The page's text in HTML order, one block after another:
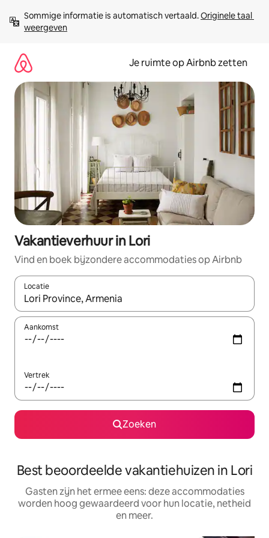
direct
naar
Sommige informatie is automatisch vertaald. Originele taal
weergeven
Je ruimte op Airbnb zetten
Vakantieverhuur in Lori
Vind en boek bijzondere accommodaties op Airbnb
Locatie
Wanneer er suggesties beschikbaar zijn, maak je een keuze
Aankomst
Vertrek
Zoeken
Best beoordeelde vakantiehuizen in Lori
Gasten zijn het ermee eens: deze accommodaties
worden hoog gewaardeerd voor hun locatie, netheid
en meer.